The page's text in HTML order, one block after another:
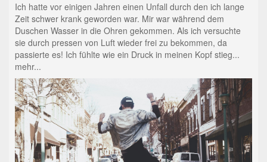
Ich hatte vor einigen Jahren einen Unfall durch den ich lange
Zeit schwer krank geworden war. Mir war während dem
Duschen Wasser in die Ohren gekommen. Als ich versuchte
sie durch pressen von Luft wieder frei zu bekommen, da
passierte es! Ich fühlte wie ein Druck in meinen Kopf stieg...
mehr...